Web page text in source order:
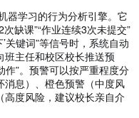
器学习的行为分析引擎。它
缺课”“作业连续3次未提交”
关键词”等信号时，系统自动
主任和校区校长推送预
作”。预警可以按严重程度分
息）、橙色预警（中度风
度风险，建议校长亲自介